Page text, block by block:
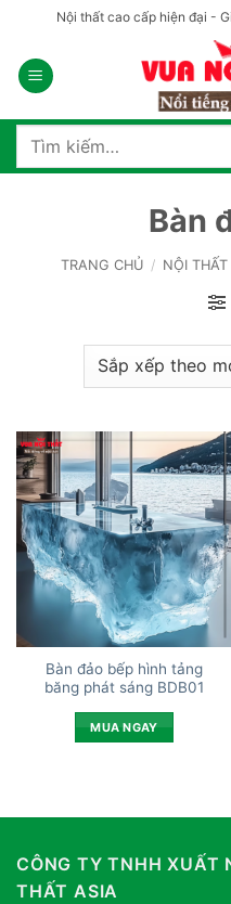
nội
dung
Nội thất cao cấp hiện đại -
Tìm
Bàn
TRANG CHỦ / NỘI
Bàn đảo bếp hình tảng
băng phát sáng BDB01
MUA NGAY
CÔNG TY TNHH XUẤT
THẤT ASIA